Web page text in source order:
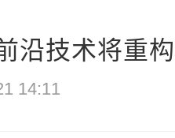
沿技术将重
14:11